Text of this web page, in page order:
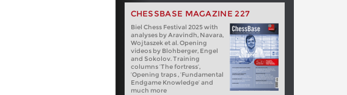
CHESSBASE MAGAZINE 227
Biel Chess Festival 2025 with
analyses by Aravindh, Navara,
Wojtaszek et al. Opening
videos by Blohberger, Engel
and Sokolov. Training
columns ‘The fortress’,
‘Opening traps , ‘Fundamental
Endgame Knowledge’ and
much more